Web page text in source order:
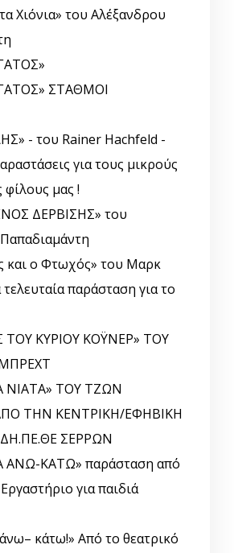
Χιόνια» του Αλέξανδρου
ΣΤΑΘΜΟΙ
- του Rainer Hachfeld -
για τους μικρούς
φίλους μας !
ΔΕΡΒΙΣΗΣ» του
και ο Φτωχός» του Μαρκ
παράσταση για το
ΤΟΥ ΚΥΡΙΟΥ ΚΟΫΝΕΡ» ΤΟΥ
ΝΙΑΤΑ» ΤΟΥ ΤΖΩΝ
ΤΗΝ ΚΕΝΤΡΙΚΗ/ΕΦΗΒΙΚΗ
ΣΕΡΡΩΝ
ΑΝΩ-ΚΑΤΩ» παράσταση από
για παιδιά
κάτω!» Από το θεατρικό